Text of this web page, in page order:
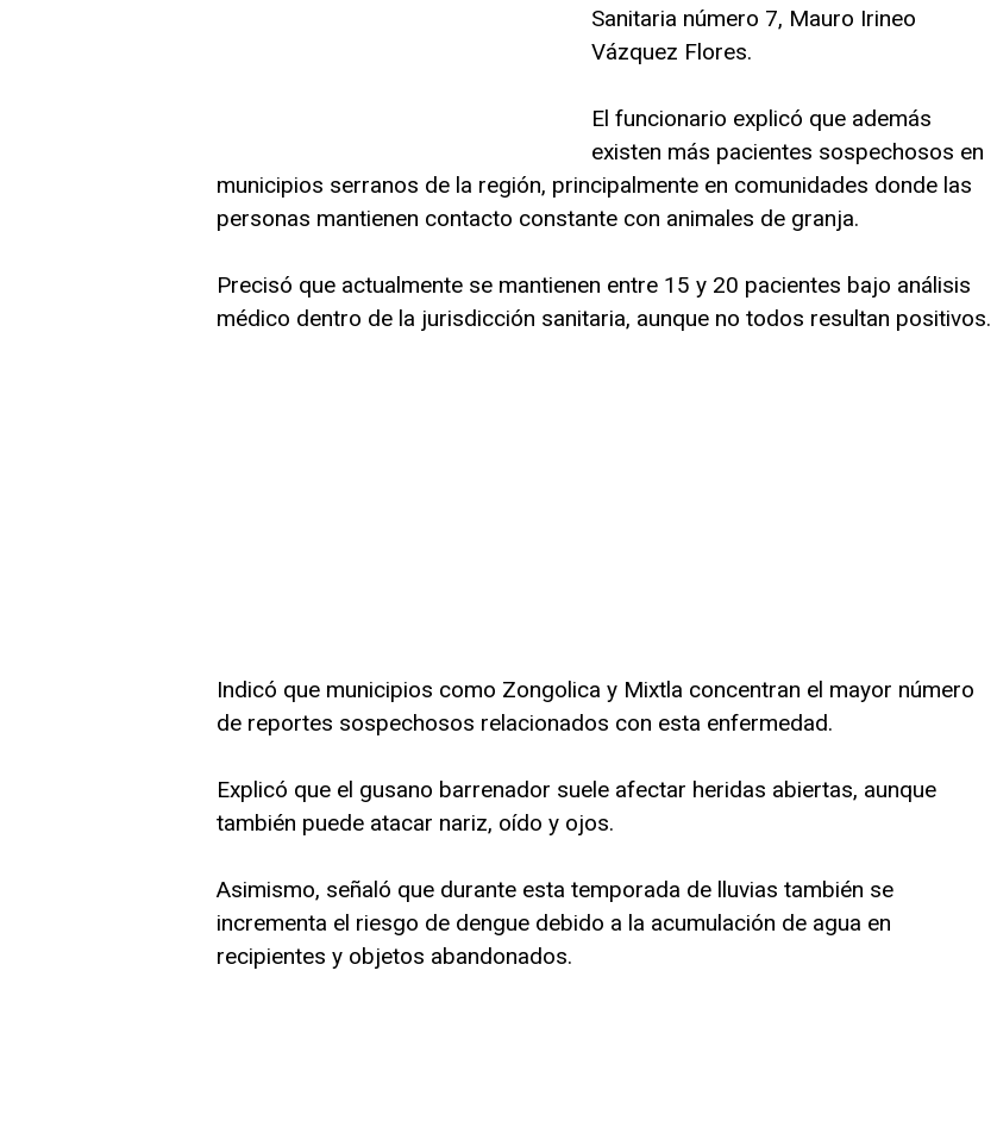
Sanitaria número 7, Mauro Irineo
Vázquez Flores.
El funcionario explicó que además
existen más pacientes sospechosos en
municipios serranos de la región, principalmente en comunidades donde las
personas mantienen contacto constante con animales de granja.
Precisó que actualmente se mantienen entre 15 y 20 pacientes bajo análisis
médico dentro de la jurisdicción sanitaria, aunque no todos resultan positivos.
Indicó que municipios como Zongolica y Mixtla concentran el mayor número
de reportes sospechosos relacionados con esta enfermedad.
Explicó que el gusano barrenador suele afectar heridas abiertas, aunque
también puede atacar nariz, oído y ojos.
Asimismo, señaló que durante esta temporada de lluvias también se
incrementa el riesgo de dengue debido a la acumulación de agua en
recipientes y objetos abandonados.